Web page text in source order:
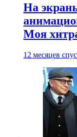
На
Моя
12 месяцев